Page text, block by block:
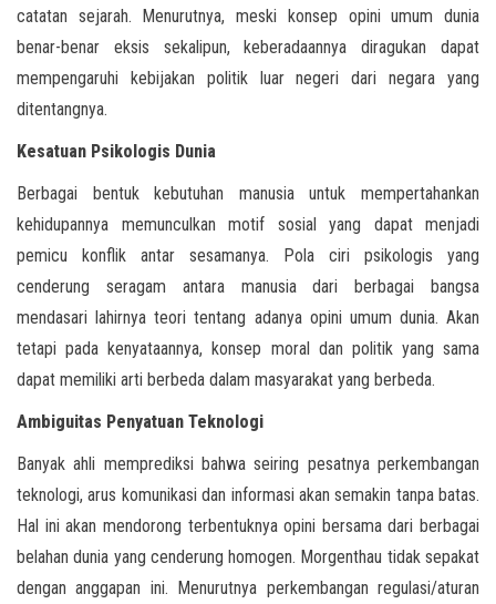
catatan sejarah. Menurutnya, meski konsep opini umum dunia
benar-benar eksis sekalipun, keberadaannya diragukan dapat
mempengaruhi kebijakan politik luar negeri dari negara yang
ditentangnya.
Kesatuan Psikologis Dunia
Berbagai bentuk kebutuhan manusia untuk mempertahankan
kehidupannya memunculkan motif sosial yang dapat menjadi
pemicu konflik antar sesamanya. Pola ciri psikologis yang
cenderung seragam antara manusia dari berbagai bangsa
mendasari lahirnya teori tentang adanya opini umum dunia. Akan
tetapi pada kenyataannya, konsep moral dan politik yang sama
dapat memiliki arti berbeda dalam masyarakat yang berbeda.
Ambiguitas Penyatuan Teknologi
Banyak ahli memprediksi bahwa seiring pesatnya perkembangan
teknologi, arus komunikasi dan informasi akan semakin tanpa batas.
Hal ini akan mendorong terbentuknya opini bersama dari berbagai
belahan dunia yang cenderung homogen. Morgenthau tidak sepakat
dengan anggapan ini. Menurutnya perkembangan regulasi/aturan